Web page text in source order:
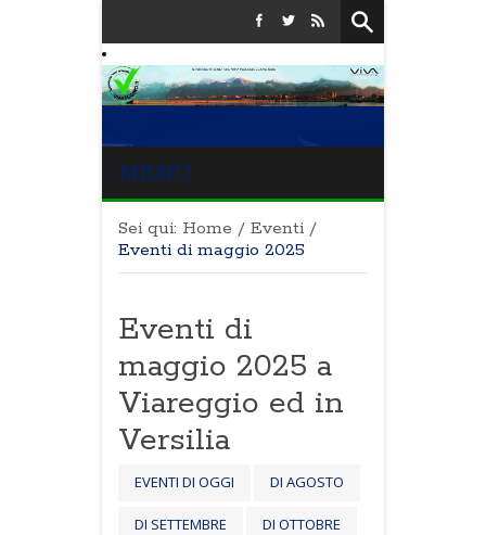
MENU
Sei qui: Home / Eventi /
Eventi di maggio 2025
Eventi di
maggio 2025 a
Viareggio ed in
Versilia
EVENTI DI OGGI DI AGOSTO
DI SETTEMBRE DI OTTOBRE